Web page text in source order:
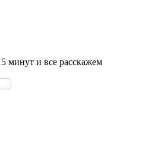
минут и все расскажем